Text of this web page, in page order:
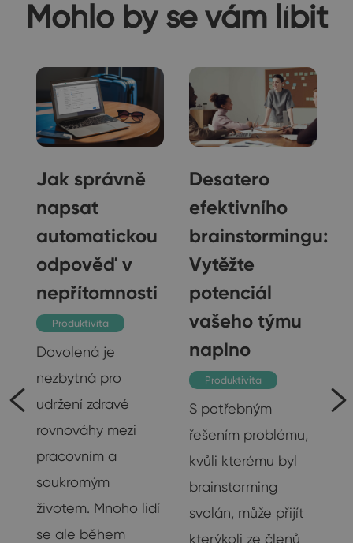
Mohlo by se vám líbit
Jak správně
napsat
automatickou
odpověď v
nepřítomnosti
Produktivita
Dovolená je
nezbytná pro
udržení zdravé
rovnováhy mezi
pracovním a
soukromým
životem. Mnoho lidí
se ale během
Desatero
efektivního
brainstormingu:
Vytěžte
potenciál
vašeho týmu
naplno
Produktivita
S potřebným
řešením problému,
kvůli kterému byl
brainstorming
svolán, může přijít
kterýkoli ze členů